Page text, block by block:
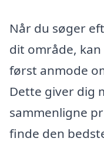
Når du søger
dit område,
først anmode
Dette giver dig
sammenligne
finde den